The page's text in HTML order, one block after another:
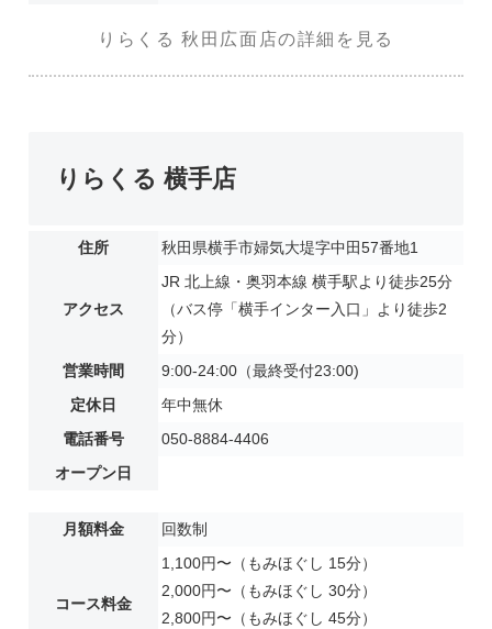
りらくる 秋田広面店の詳細を見る
りらくる 横手店
住所 秋田県横手市婦気大堤字中田57番地1
アクセス
JR 北上線・奥羽本線 横手駅より徒歩25分
（バス停「横手インター入口」より徒歩2
分）
営業時間
9:00-24:00（最終受付23:00)
定休日
年中無休
電話番号
050-8884-4406
オープン日
月額料金 回数制
コース料金
1,100円〜（もみほぐし 15分）
2,000円〜（もみほぐし 30分）
2,800円〜（もみほぐし 45分）